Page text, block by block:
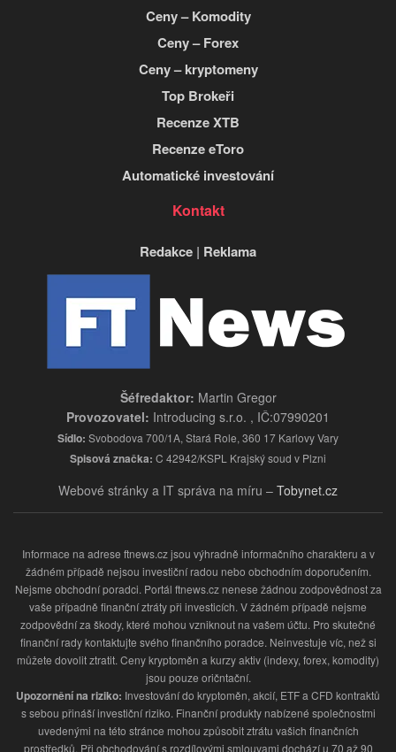
Ceny – Komodity
Ceny – Forex
Ceny – kryptomeny
Top Brokeři
Recenze XTB
Recenze eToro
Automatické investování
Kontakt
Redakce | Reklama
Šéfredaktor: Martin Gregor
Provozovatel: Introducing s.r.o. , IČ:07990201
Sídlo: Svobodova 700/1A, Stará Role, 360 17 Karlovy Vary
Spisová značka: C 42942/KSPL Krajský soud v Plzni
Webové stránky a IT správa na míru – Tobynet.cz
Informace na adrese ftnews.cz jsou výhradně informačního charakteru a v
žádném případě nejsou investiční radou nebo obchodním doporučením.
Nejsme obchodní poradci. Portál ftnews.cz nenese žádnou zodpovědnost za
vaše případně finanční ztráty při investicích. V žádném případě nejsme
zodpovědní za škody, které mohou vzniknout na vašem účtu. Pro skutečné
finanční rady kontaktujte svého finančního poradce. Neinvestuje víc, než si
můžete dovolit ztratit. Ceny kryptoměn a kurzy aktiv (indexy, forex, komodity)
jsou pouze oričntační.
Upozornění na riziko: Investování do kryptoměn, akcií, ETF a CFD kontraktů
s sebou přináší investiční riziko. Finanční produkty nabízené společnostmi
uvedenými na této stránce mohou způsobit ztrátu vašich finančních
prostředků. Při obchodování s rozdílovými smlouvami dochází u 70 až 90